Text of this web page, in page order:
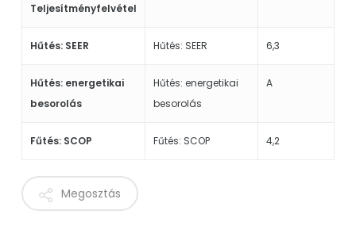
Teljesítményfelvétel
Hűtés: SEER Hűtés: SEER 6,3
Hűtés: energetikai
besorolás
Hűtés: energetikai
besorolás
A
Fűtés: SCOP Fűtés: SCOP 4,2
Megosztás